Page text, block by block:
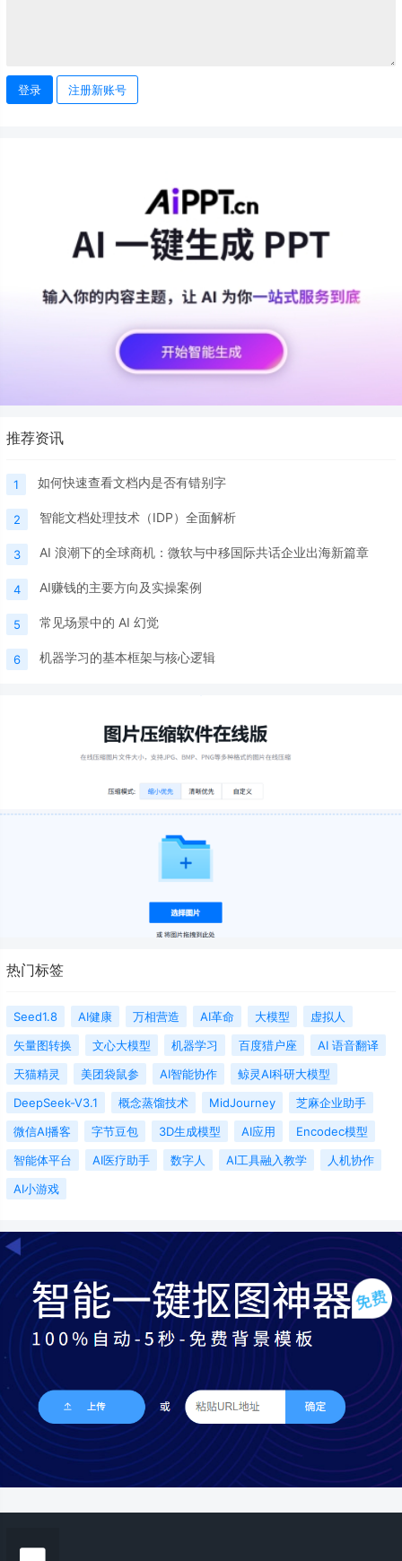
登录 注册新账号
推荐资讯
1 如何快速查看文档内是否有错别字
2 智能文档处理技术（IDP）全面解析
3 AI 浪潮下的全球商机：微软与中移国际共话企业出海新篇章
4 AI赚钱的主要方向及实操案例
5 常见场景中的 AI 幻觉
6 机器学习的基本框架与核心逻辑
热门标签
Seed1.8 AI健康 万相营造 AI革命 大模型
虚拟人
矢量图转换‌
文心大模型 机器学习 百度猎户座
AI 语音翻译
天猫精灵
美团袋鼠参 AI智能协作
鲸灵AI科研大模型
DeepSeek-V3.1
概念蒸馏技术 MidJourney
芝麻企业助手
微信AI播客
字节豆包 3D生成模型 AI应用
Encodec模型
智能体平台
AI医疗助手 数字人 AI工具融入教学
人机协作
AI小游戏